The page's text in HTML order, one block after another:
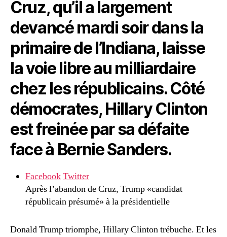
Cruz, qu’il a largement
devancé mardi soir dans la
primaire de l’Indiana, laisse
la voie libre au milliardaire
chez les républicains. Côté
démocrates, Hillary Clinton
est freinée par sa défaite
face à Bernie Sanders.
FacebookTwitter
Après l’abandon de Cruz, Trump «candidat
républicain présumé» à la présidentielle
Donald Trump triomphe, Hillary Clinton trébuche. Et les